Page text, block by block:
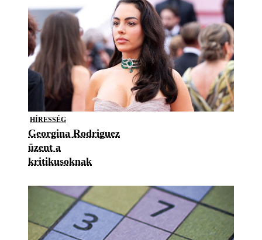
HÍRESSÉG
Georgina Rodriguez
üzent a
kritikusoknak